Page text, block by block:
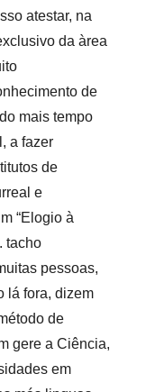
atestar, na
da àrea
de
mais tempo
a fazer
de
e
“Elogio à
tacho
pessoas,
lá fora, dizem
de
gere a Ciência,
em